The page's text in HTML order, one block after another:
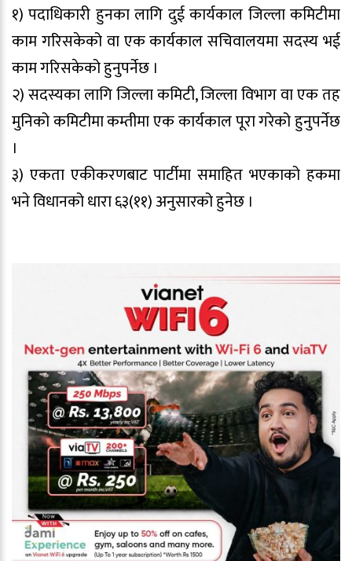
१) पदाधिकारी हुनका लागि दुई कार्यकाल जिल्ला कमिटीमा
काम गरिसकेको वा एक कार्यकाल सचिवालयमा सदस्य भई
काम गरिसकेको हुनुपर्नेछ ।
२) सदस्यका लागि जिल्ला कमिटी, जिल्ला विभाग वा एक तह
मुनिको कमिटीमा कम्तीमा एक कार्यकाल पूरा गरेको हुनुपर्नेछ
।
३) एकता एकीकरणबाट पार्टीमा समाहित भएकाको हकमा
भने विधानको धारा ६३(११) अनुसारको हुनेछ ।